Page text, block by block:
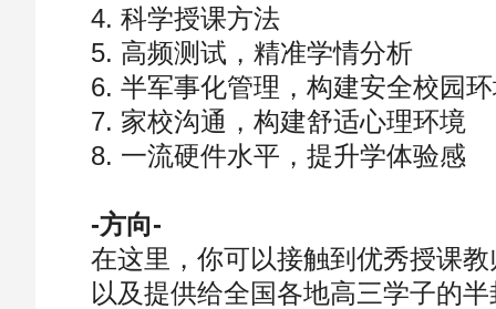
4. 科学授课方法
5. 高频测试，精准学情分析
6. 半军事化管理，构建安全校园
7. 家校沟通，构建舒适心理环境
8. 一流硬件水平，提升学体验感
-方向-
在这里，你可以接触到优秀授课
以及提供给全国各地高三学子的